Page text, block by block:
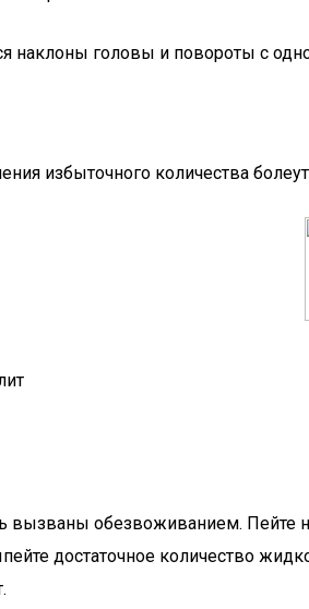
наклоны головы и повороты с
избыточного количества
вызваны обезвоживанием. Пейте
достаточное количество